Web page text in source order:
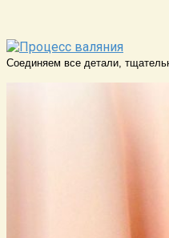
Соединяем все детали,